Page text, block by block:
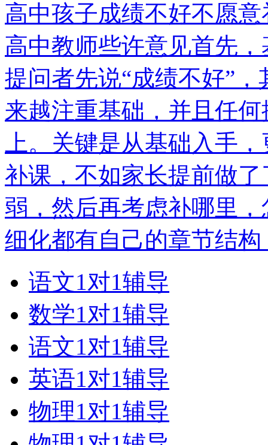
高中孩子成绩不好不愿
高中教师些许意见首先
提问者先说“成绩不好”
来越注重基础，并且任
上。关键是从基础入手
补课，不如家长提前做
弱，然后再考虑补哪里
细化都有自己的章节结
语文1对1辅导
数学1对1辅导
语文1对1辅导
英语1对1辅导
物理1对1辅导